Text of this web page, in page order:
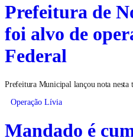
Prefeitura de
foi alvo de
Federal
Prefeitura Municipal lançou nota nesta
Operação Lívia
Mandado é